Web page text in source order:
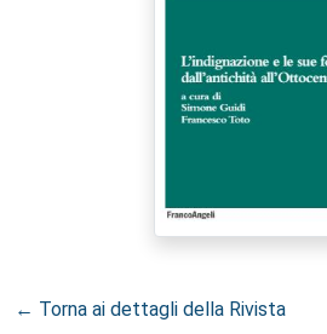
← Torna ai dettagli della Rivista